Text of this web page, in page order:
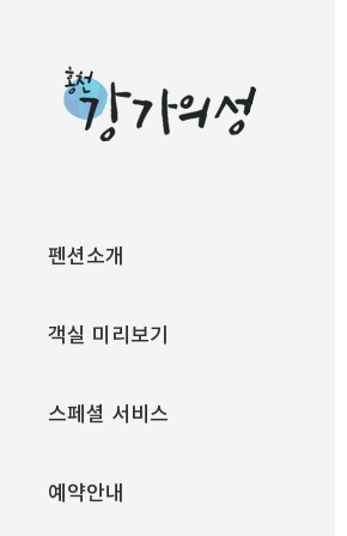
펜션소개
객실 미리보기
스페셜 서비스
예약안내